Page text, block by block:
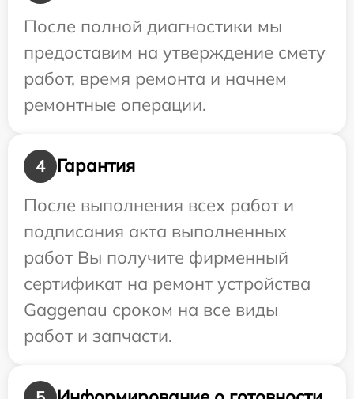
После полной диагностики мы
предоставим на утверждение смету
работ, время ремонта и начнем
ремонтные операции.
4
Гарантия
После выполнения всех работ и
подписания акта выполненных
работ Вы получите фирменный
сертификат на ремонт устройства
Gaggenau сроком на все виды
работ и запчасти.